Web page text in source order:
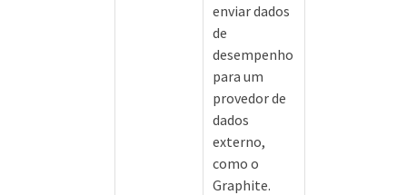
enviar dados
de
desempenho
para um
provedor de
dados
externo,
como o
Graphite.